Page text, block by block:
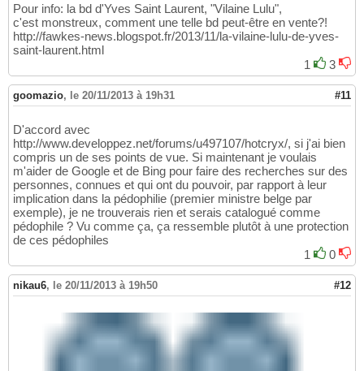
Pour info: la bd d'Yves Saint Laurent, "Vilaine Lulu",
c'est monstreux, comment une telle bd peut-être en vente?!
http://fawkes-news.blogspot.fr/2013/11/la-vilaine-lulu-de-yves-
saint-laurent.html
1
3
goomazio, le 20/11/2013 à 19h31 #11
D'accord avec
http://www.developpez.net/forums/u497107/hotcryx/, si j'ai bien
compris un de ses points de vue. Si maintenant je voulais
m'aider de Google et de Bing pour faire des recherches sur des
personnes, connues et qui ont du pouvoir, par rapport à leur
implication dans la pédophilie (premier ministre belge par
exemple), je ne trouverais rien et serais catalogué comme
pédophile ? Vu comme ça, ça ressemble plutôt à une protection
de ces pédophiles
1
0
nikau6, le 20/11/2013 à 19h50 #12